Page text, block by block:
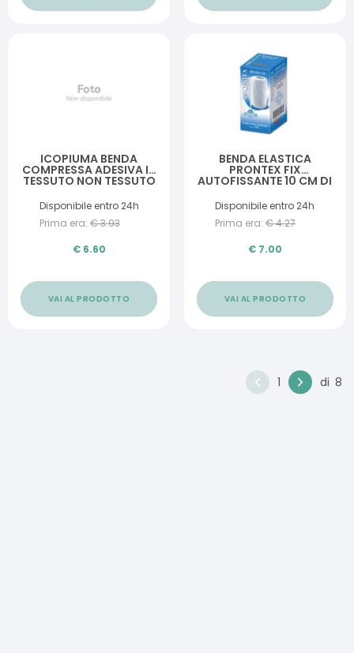
ICOPIUMA BENDA
COMPRESSA ADESIVA IN
TESSUTO NON TESSUTO
Disponibile entro 24h
Prima era: €3.93
€ 6.60
VAI AL PRODOTTO
BENDA ELASTICA
PRONTEX FIX
AUTOFISSANTE 10 CM DI
ESTENSIONE
Disponibile entro 24h
Prima era: €4.27
€ 7.00
VAI AL PRODOTTO
1 di 8